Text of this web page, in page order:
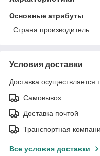
Основные атрибуты
Страна производитель
Условия доставки
Доставка осуществляется
Самовывоз
Доставка почтой
Транспортная
Все условия доставки